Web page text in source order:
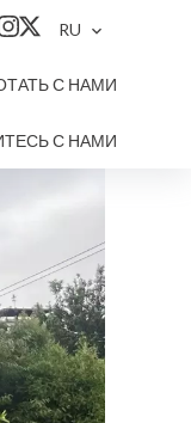
RU
С НАМИ
С НАМИ